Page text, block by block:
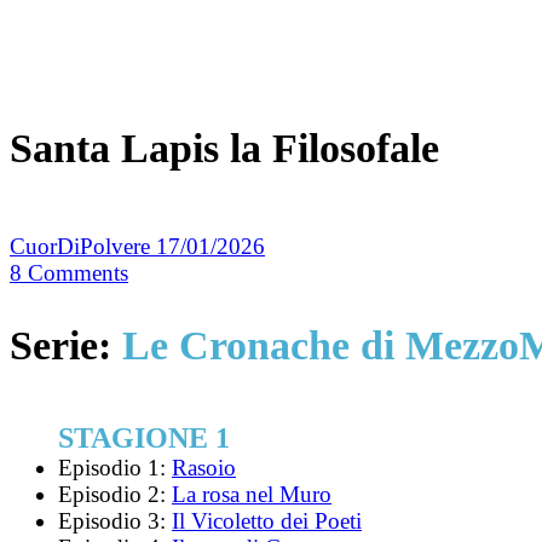
Santa Lapis la Filosofale
CuorDiPolvere 17/01/2026
8 Comments
Serie: Le Cronache di
STAGIONE 1
Episodio 1: Rasoio
Episodio 2: La rosa nel Muro
Episodio 3: Il Vicoletto dei Poeti